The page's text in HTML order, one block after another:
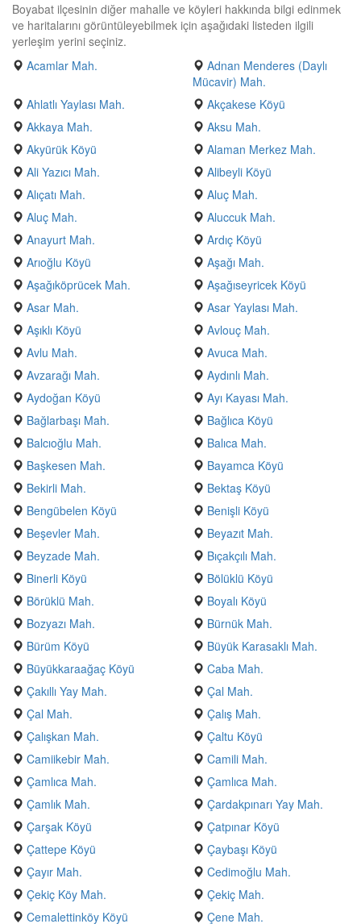
Boyabat ilçesinin diğer mahalle ve köyleri hakkında bilgi edinmek
ve haritalarını görüntüleyebilmek için aşağıdaki listeden ilgili
yerleşim yerini seçiniz.
Acamlar Mah.
Adnan Menderes (Daylı
Mücavir) Mah.
Ahlatlı Yaylası Mah.
Akçakese Köyü
Akkaya Mah.
Aksu Mah.
Akyürük Köyü
Alaman Merkez Mah.
Ali Yazıcı Mah.
Alibeyli Köyü
Alıçatı Mah.
Aluç Mah.
Aluç Mah.
Aluccuk Mah.
Anayurt Mah.
Ardıç Köyü
Arıoğlu Köyü
Aşağı Mah.
Aşağıköprücek Mah.
Aşağıseyricek Köyü
Asar Mah.
Asar Yaylası Mah.
Aşıklı Köyü
Avlouç Mah.
Avlu Mah.
Avuca Mah.
Avzarağı Mah.
Aydınlı Mah.
Aydoğan Köyü
Ayı Kayası Mah.
Bağlarbaşı Mah.
Bağlıca Köyü
Balcıoğlu Mah.
Balıca Mah.
Başkesen Mah.
Bayamca Köyü
Bekirli Mah.
Bektaş Köyü
Bengübelen Köyü
Benişli Köyü
Beşevler Mah.
Beyazıt Mah.
Beyzade Mah.
Bıçakçılı Mah.
Binerli Köyü
Bölüklü Köyü
Börüklü Mah.
Boyalı Köyü
Bozyazı Mah.
Bürnük Mah.
Bürüm Köyü
Büyük Karasaklı Mah.
Büyükkaraağaç Köyü
Caba Mah.
Çakıllı Yay Mah.
Çal Mah.
Çal Mah.
Çalış Mah.
Çalışkan Mah.
Çaltu Köyü
Camiikebir Mah.
Camili Mah.
Çamlıca Mah.
Çamlıca Mah.
Çamlık Mah.
Çardakpınarı Yay Mah.
Çarşak Köyü
Çatpınar Köyü
Çattepe Köyü
Çaybaşı Köyü
Çayır Mah.
Cedimoğlu Mah.
Çekiç Köy Mah.
Çekiç Mah.
Cemalettinköy Köyü
Çene Mah.